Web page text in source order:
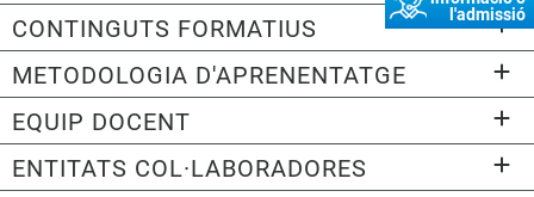
l'admissió
CONTINGUTS FORMATIUS
METODOLOGIA D'APRENENTATGE
EQUIP DOCENT
ENTITATS COL·LABORADORES